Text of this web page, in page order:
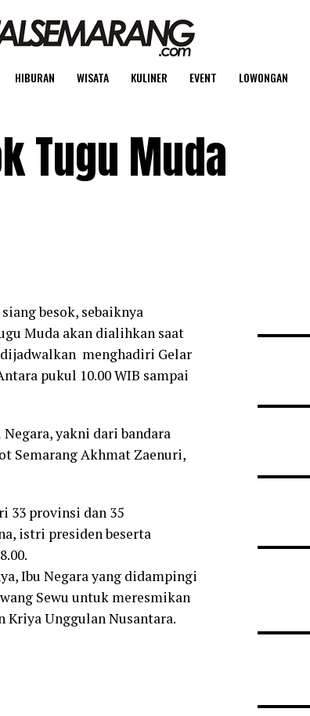
HIBURAN WISATA KULINER EVENT LOWONGAN
Tugu Muda
besok, sebaiknya
Muda akan dialihkan saat
dijadwalkan menghadiri Gelar
pukul 10.00 WIB sampai
yakni dari bandara
Semarang Akhmat Zaenuri,
33 provinsi dan 35
istri presiden beserta
Ibu Negara yang didampingi
Sewu untuk meresmikan
Kriya Unggulan Nusantara.